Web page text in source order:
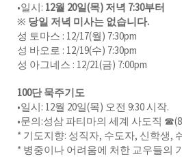
•일시: 12월 20일(목) 저녁 7:30부터
※ 당일 저녁 미사는 없습니다.
성 토마스 : 12/17(월) 7:30pm
성 바오로 : 12/19(수) 7:30pm
성 아그네스 : 12/21(금) 7:00pm
100단 묵주기도
•일시: 12월 20일(목) 오전 9:30 시작.
•문의:성삼 파티마의 세계 사도직
* 기도지향: 성직자, 수도자, 신학생,
* 병중이나 어려움에 처한 교우들의